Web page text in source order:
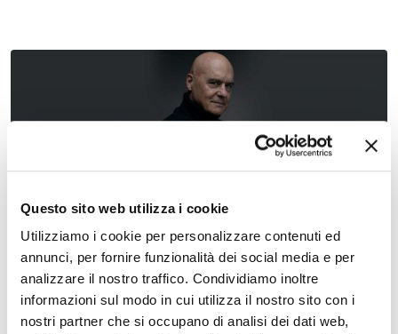
Questo sito web utilizza i cookie
Utilizziamo i cookie per personalizzare contenuti ed
annunci, per fornire funzionalità dei social media e per
analizzare il nostro traffico. Condividiamo inoltre
informazioni sul modo in cui utilizza il nostro sito con i
nostri partner che si occupano di analisi dei dati web,
13 novembre 2026 - 15 novembre 2026, Teatro Comunale
Stagione di Prosa – Marco Polo e Le Città Invisibili –